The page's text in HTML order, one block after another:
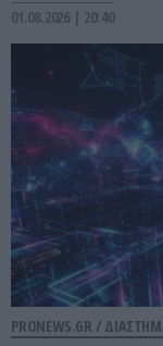
01.08.2026 | 20:40
PRONEWS.GR /